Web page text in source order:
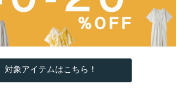
対象アイテムはこちら！